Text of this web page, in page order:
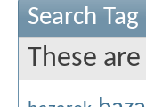
Search
These